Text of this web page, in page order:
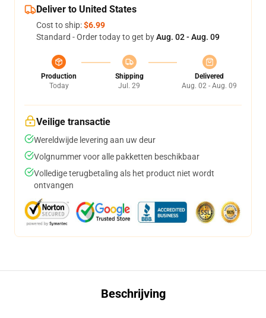
Deliver to United States
Cost to ship:$6.99
Standard - Order today to get byAug. 02 - Aug. 09
Production
Today
Shipping
Jul. 29
Delivered
Aug. 02 - Aug. 09
Veilige transactie
Wereldwijde levering aan uw deur
Volgnummer voor alle pakketten beschikbaar
Volledige terugbetaling als het product niet wordt
ontvangen
Beschrijving